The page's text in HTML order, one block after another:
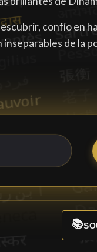
confío en
de la
📚